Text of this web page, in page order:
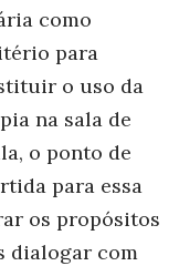
como
para
o uso da
na sala de
o ponto de
para essa
os propósitos
dialogar com